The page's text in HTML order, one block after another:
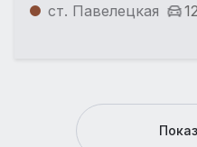
ст. Павелецкая